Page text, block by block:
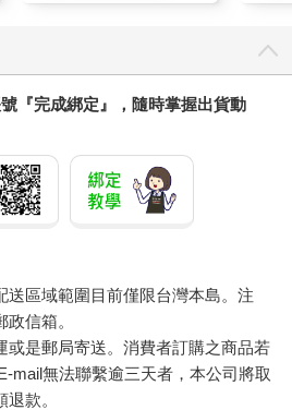
『完成綁定』，隨時掌握出貨動
送區域範圍目前僅限台灣本島。注
信箱。
或是郵局寄送。消費者訂購之商品若
mail無法聯繫逾三天者，本公司將取
款。